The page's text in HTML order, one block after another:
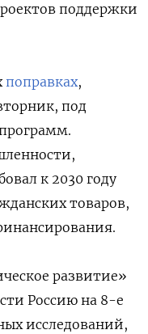
поддержки
поправках,
под
к 2030 году
товаров,
развитие»
Россию на 8-е
исследований,